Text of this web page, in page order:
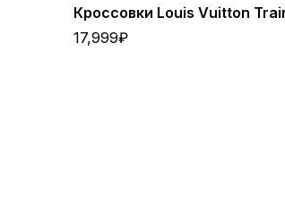
Кроссовки Louis Vuitton
17,999₽